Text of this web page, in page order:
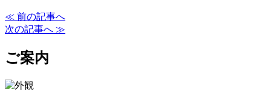
≪ 前の記事へ
次の記事へ ≫
ご案内